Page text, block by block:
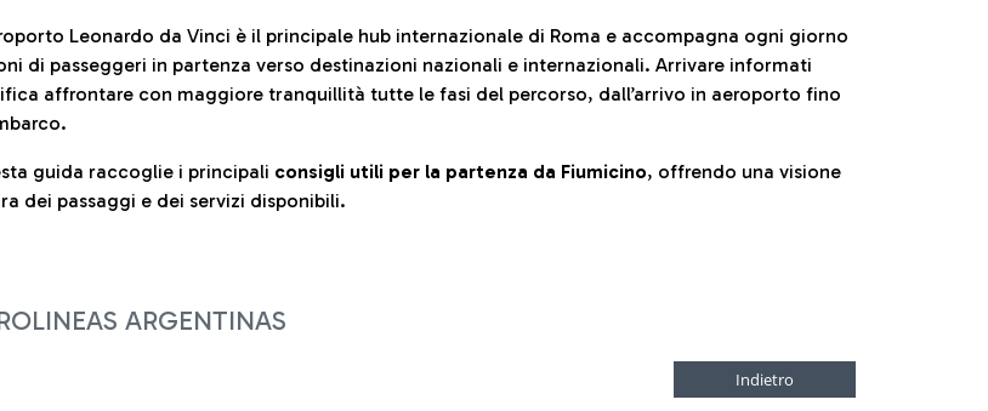
Leonardo da Vinci è il principale hub internazionale di Roma e accompagna ogni giorno
di passeggeri in partenza verso destinazioni nazionali e internazionali. Arrivare informati
affrontare con maggiore tranquillità tutte le fasi del percorso, dall’arrivo in aeroporto fino
guida raccoglie i principali consigli utili per la partenza da Fiumicino, offrendo una visione
dei passaggi e dei servizi disponibili.
ARGENTINAS